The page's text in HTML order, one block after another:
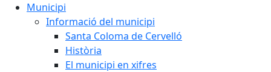
Municipi
Informació del municipi
Santa Coloma de Cervelló
Història
El municipi en xifres